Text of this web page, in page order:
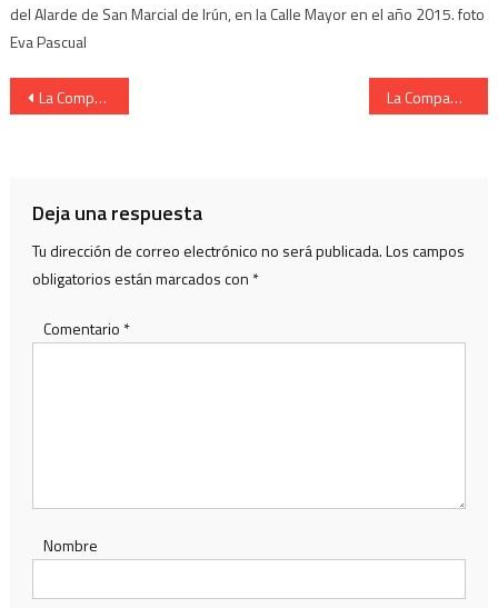
del Alarde de San Marcial de Irún, en la Calle Mayor en el año 2015. foto
Eva Pascual
Navegación
La Compañía Bidasoa del Alarde de Irún saliendo de San Juan en 2017 La Compañía de Ventas del Alarde de Irún en el monte en 2017
Deja una respuesta
Tu dirección de correo electrónico no será publicada.Los campos
obligatorios están marcados con *
Comentario *
Nombre